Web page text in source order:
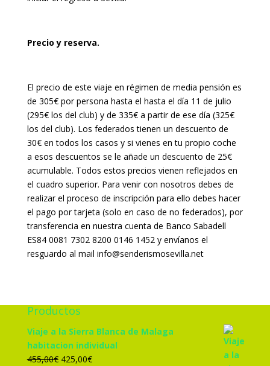
Precio y reserva.
El precio de este viaje en régimen de media pensión es
de 305€ por persona hasta el hasta el día 11 de julio
(295€ los del club) y de 335€ a partir de ese día (325€
los del club). Los federados tienen un descuento de
30€ en todos los casos y si vienes en tu propio coche
a esos descuentos se le añade un descuento de 25€
acumulable. Todos estos precios vienen reflejados en
el cuadro superior. Para venir con nosotros debes de
realizar el proceso de inscripción para ello debes hacer
el pago por tarjeta (solo en caso de no federados), por
transferencia en nuestra cuenta de Banco Sabadell
ES84 0081 7302 8200 0146 1452 y envíanos el
resguardo al mail info@senderismosevilla.net
Productos
Viaje a la Sierra Blanca de Malaga
habitacion individual
455,00€ El
425,00€El